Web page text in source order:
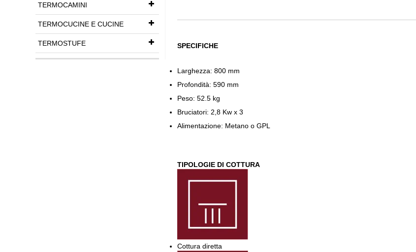
TERMOCAMINI
TERMOCUCINE E CUCINE
TERMOSTUFE SPECIFICHE
Larghezza: 800 mm
Profondità: 590 mm
Peso: 52.5 kg
Bruciatori: 2,8 Kw x 3
Alimentazione: Metano o GPL
TIPOLOGIE DI COTTURA
Cottura diretta